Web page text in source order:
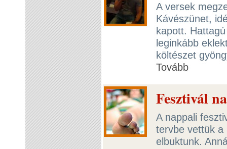
A versek
Kávészünet,
kapott.
leginkább
költészet
Tovább
Fesztivál
A nappali
tervbe vettük a
elbuktunk.